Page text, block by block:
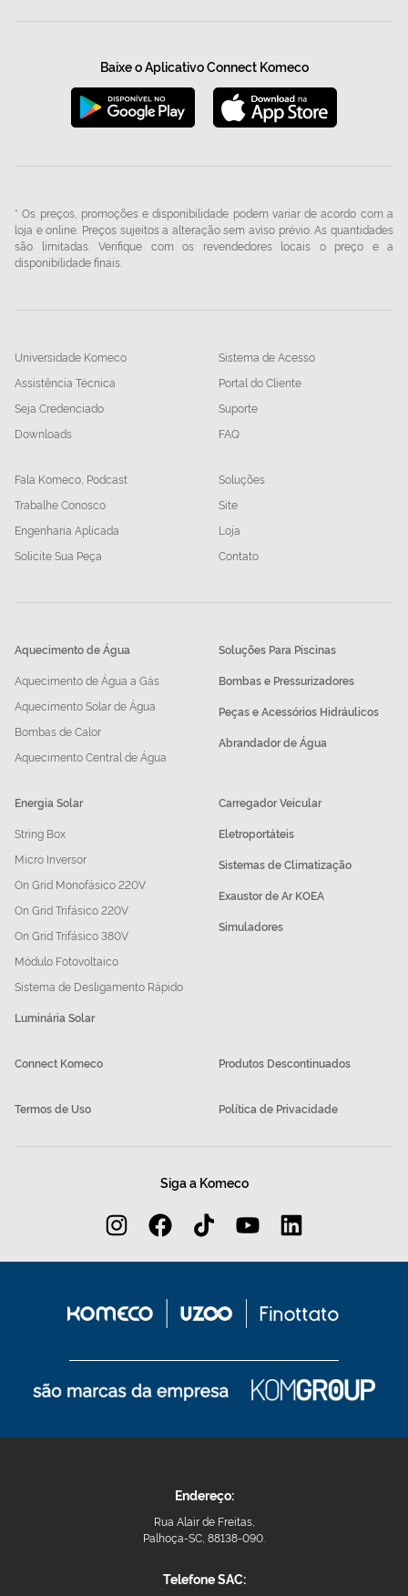
Baixe o Aplicativo Connect Komeco
* Os preços, promoções e disponibilidade podem variar de acordo com a
loja e online. Preços sujeitos a alteração sem aviso prévio. As quantidades
são limitadas. Verifique com os revendedores locais o preço e a
disponibilidade finais.
Universidade Komeco
Assistência Técnica
Seja Credenciado
Downloads
Sistema de Acesso
Portal do Cliente
Suporte
FAQ
Fala Komeco, Podcast
Trabalhe Conosco
Engenharia Aplicada
Solicite Sua Peça
Soluções
Site
Loja
Contato
Aquecimento de Água
Aquecimento de Água a Gás
Aquecimento Solar de Água
Bombas de Calor
Aquecimento Central de Água
Soluções Para Piscinas
Bombas e Pressurizadores
Peças e Acessórios Hidráulicos
Abrandador de Água
Energia Solar
String Box
Micro Inversor
On Grid Monofásico 220V
On Grid Trifásico 220V
On Grid Trifásico 380V
Módulo Fotovoltaico
Sistema de Desligamento Rápido
Luminária Solar
Carregador Veicular
Eletroportáteis
Sistemas de Climatização
Exaustor de Ar KOEA
Simuladores
Connect Komeco Produtos Descontinuados
Termos de Uso Política de Privacidade
Siga a Komeco
Endereço:
Rua Alair de Freitas,
Palhoça-SC, 88138-090.
Telefone SAC: